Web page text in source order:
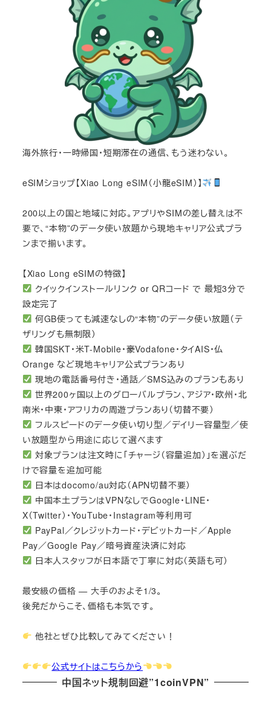
海外旅行・一時帰国・短期滞在の通信、もう迷わない。
eSIMショップ【Xiao Long eSIM（小龍eSIM）】
200以上の国と地域に対応。アプリやSIMの差し替えは不
要で、“本物”のデータ使い放題から現地キャリア公式プラ
ンまで揃います。
【Xiao Long eSIMの特徴】
クイックインストールリンク or QRコード で 最短3分で
設定完了
何GB使っても減速なしの“本物”のデータ使い放題（テ
ザリングも無制限）
韓国SKT・米T-Mobile・豪Vodafone・タイAIS・仏
Orange など現地キャリア公式プランあり
現地の電話番号付き・通話／SMS込みのプランもあり
世界200ヶ国以上のグローバルプラン、アジア・欧州・北
南米・中東・アフリカの周遊プランあり（切替不要）
フルスピードのデータ使い切り型／デイリー容量型／使
い放題型から用途に応じて選べます
対象プランは注文時に「チャージ（容量追加）」を選ぶだ
けで容量を追加可能
日本はdocomo/au対応（APN切替不要）
中国本土プランはVPNなしでGoogle・LINE・
X（Twitter）・YouTube・Instagram等利用可
PayPal／クレジットカード・デビットカード／Apple
Pay／Google Pay／暗号資産決済に対応
日本人スタッフが日本語で丁寧に対応（英語も可）
最安級の価格 — 大手のおよそ1/3。
後発だからこそ、価格も本気です。
他社とぜひ比較してみてください！
公式サイトはこちらから
中国ネット規制回避”1coinVPN”